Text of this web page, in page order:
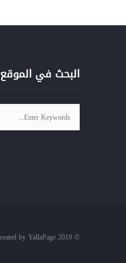
البحث في الموقع
© 2019 All Rights Reserved. Created by YallaPage.